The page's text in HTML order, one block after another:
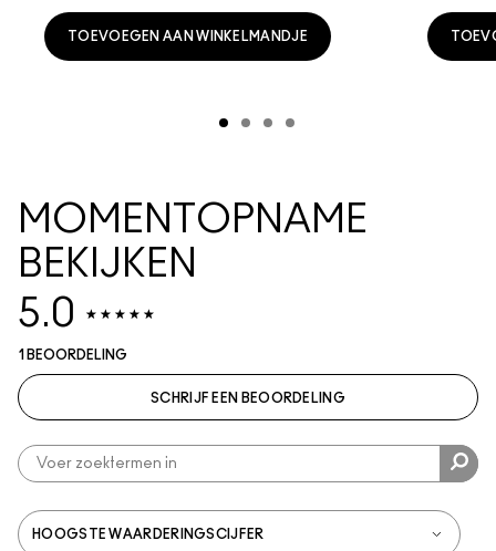
TOEVOEGEN AAN WINKELMANDJE
MOMENTOPNAME
BEKIJKEN
5.0
1 BEOORDELING
SCHRIJF EEN BEOORDELING